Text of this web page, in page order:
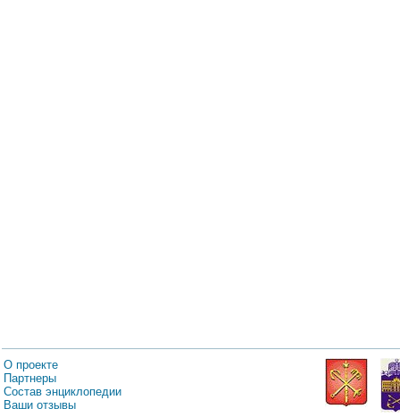
О проекте
Партнеры
Состав энциклопедии
Ваши отзывы